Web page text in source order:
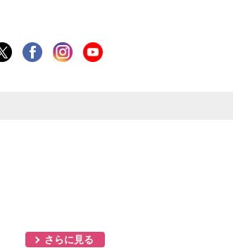
さらに見る